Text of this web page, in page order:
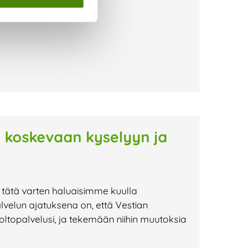
kyselyyn ja
varten haluaisimme kuulla
ajatuksena on, että Vestian
ja tekemään niihin muutoksia